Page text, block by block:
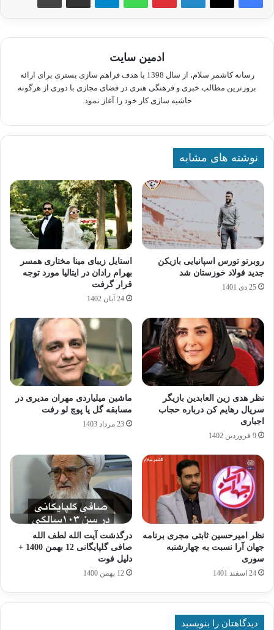
ادمین سایت
رسانه کاشمر سلام، از سال 1398 با هدف فراهم سازی بستری برای ارائه
بروزترین مطالب خبری و فرهنگی هنری در فضای مجازی با دوری از هرگونه
حاشیه سازی کار خود را آغاز نمود.
نوشته های مشابه
روبرتو تورس اسپانیایی بازیکن
جدید فولاد خوزستان شد
25 دی 1401
استایل زیبای مینا مختاری همسر
بهرام رادان در ایتالیا مورد توجه
قرار گرفت
24 آبان 1402
نظر هدی زین العابدین بازیگر
سریال رهایم کن درباره حجاب
اجباری
9 فروردین 1402
ماشین میلیاردی مهران مدیری در
مسابقه گل یا پوچ لو رفت
23 مرداد 1403
نظر امیرحسین ثابتی مجری برنامه
جهان آرا نسبت به چهارشنبه
سوری
24 اسفند 1401
درگذشت آیت الله لطف الله
صافی گلپایگانی 12 بهمن 1400 +
دلیل فوت
12 بهمن 1400
دیدگاهتان را بنویسید